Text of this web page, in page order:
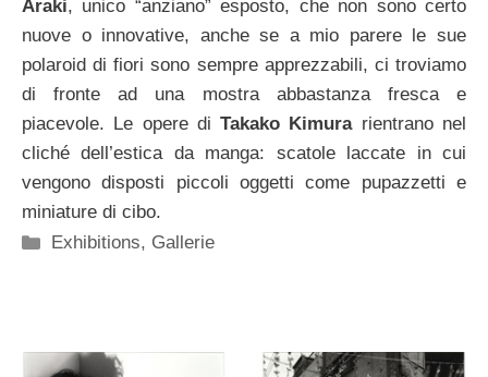
Araki, unico “anziano” esposto, che non sono certo
nuove o innovative, anche se a mio parere le sue
polaroid di fiori sono sempre apprezzabili, ci troviamo
di fronte ad una mostra abbastanza fresca e
piacevole. Le opere diTakako Kimurarientrano nel
cliché dell’estica da manga: scatole laccate in cui
vengono disposti piccoli oggetti come pupazzetti e
miniature di cibo.
Categorie
Exhibitions, Gallerie